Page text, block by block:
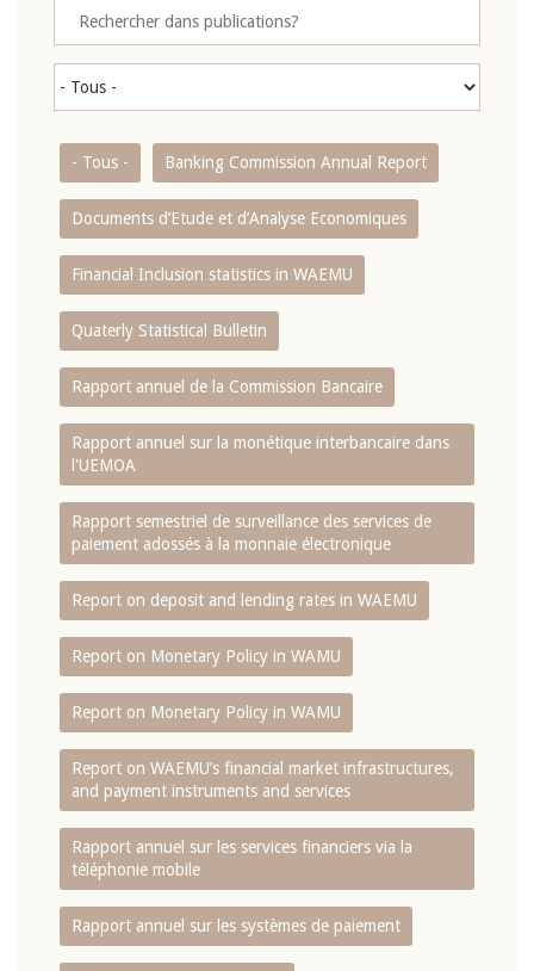
- Tous - Banking Commission Annual Report
Documents d’Etude et d’Analyse Economiques
Financial Inclusion statistics in WAEMU
Quaterly Statistical Bulletin
Rapport annuel de la Commission Bancaire
Rapport annuel sur la monétique interbancaire dans
l'UEMOA
Rapport semestriel de surveillance des services de
paiement adossés à la monnaie électronique
Report on deposit and lending rates in WAEMU
Report on Monetary Policy in WAMU
Report on Monetary Policy in WAMU
Report on WAEMU’s financial market infrastructures,
and payment instruments and services
Rapport annuel sur les services financiers via la
téléphonie mobile
Rapport annuel sur les systèmes de paiement